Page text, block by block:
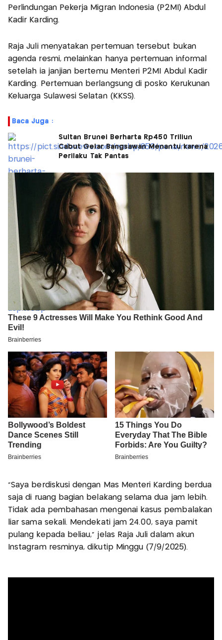
Perlindungan Pekerja Migran Indonesia (P2MI) Abdul
Kadir Karding.
Raja Juli menyatakan pertemuan tersebut bukan
agenda resmi, melainkan hanya pertemuan informal
setelah ia janjian bertemu Menteri P2MI Abdul Kadir
Karding. Pertemuan berlangsung di posko Kerukunan
Keluarga Sulawesi Selatan (KKSS).
Baca Juga :
Sultan Brunei Berharta Rp450 Triliun
Cabut Gelar Bangsawan Menantu karena
Perilaku Tak Pantas
“Saya berdiskusi dengan Mas Menteri Karding berdua
saja di ruang bagian belakang selama dua jam lebih.
Tidak ada pembahasan mengenai kasus pembalakan
liar sama sekali. Mendekati jam 24.00, saya pamit
pulang kepada beliau,” jelas Raja Juli dalam akun
Instagram resminya, dikutip Minggu (7/9/2025).